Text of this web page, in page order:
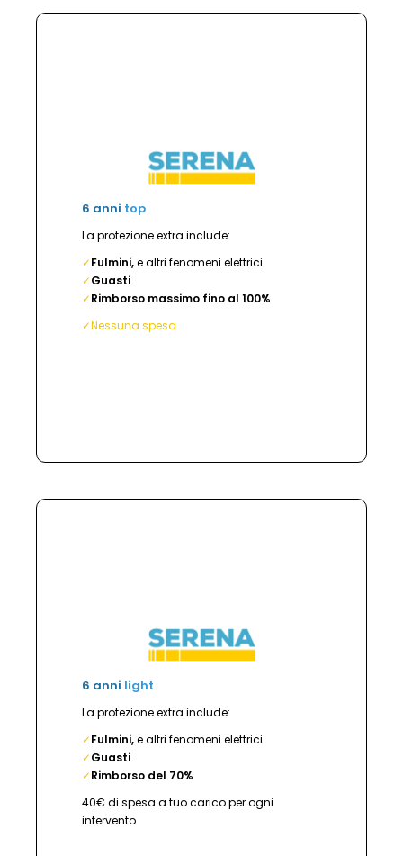
6 anni top
La protezione extra include:
✓Fulmini,e altri fenomeni elettrici
✓Guasti
✓Rimborso massimo fino al 100%
✓Nessuna spesa
6 anni light
La protezione extra include:
✓Fulmini,e altri fenomeni elettrici
✓Guasti
✓Rimborso del 70%
40€ di spesa a tuo carico per ogni
intervento